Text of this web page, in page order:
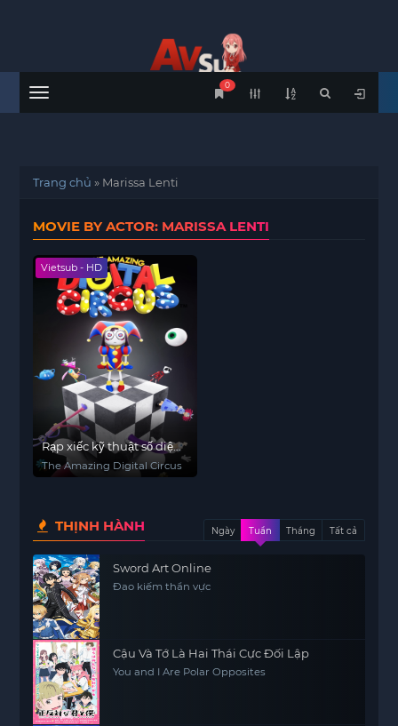
Menu
0
Trang chủ » Marissa Lenti
MOVIE BY ACTOR: MARISSA LENTI
Vietsub - HD
Rạp xiếc kỹ thuật số diệu
kỳ
The Amazing Digital Circus
THỊNH HÀNH Ngày Tuần Tháng Tất cả
Sword Art Online
Đao kiếm thần vực
Cậu Và Tớ Là Hai Thái Cực Đối Lập
You and I Are Polar Opposites